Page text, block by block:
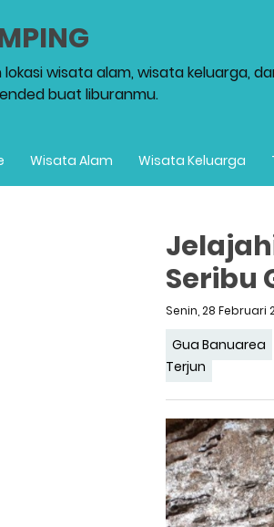
lokasi wisata alam, wisata keluarga,
buat liburanmu.
Wisata Alam Wisata Keluarga
Seribu
Senin, 28 Februari
Gua Banuarea
Terjun